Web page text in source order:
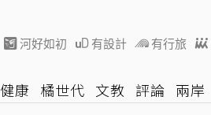
河好如初 有設計 有行旅
健康 橘世代 文教 評論 兩岸